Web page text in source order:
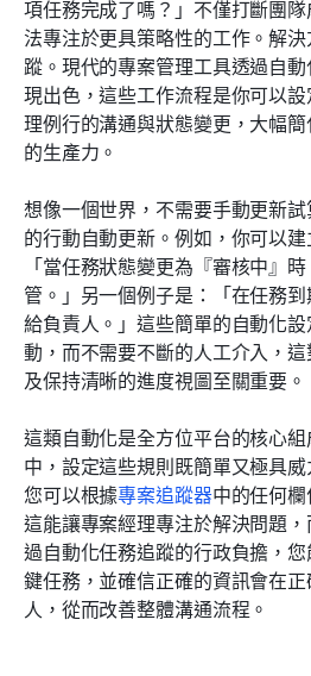
項任務完成了嗎？」不僅打斷團
法專注於更具策略性的工作。解
蹤。現代的專案管理工具透過自
現出色，這些工作流程是你可以
理例行的溝通與狀態變更，大幅
的生產力。
想像一個世界，不需要手動更新
的行動自動更新。例如，你可以建
「當任務狀態變更為『審核中』
管。」另一個例子是：「在任務
給負責人。」這些簡單的自動化
動，而不需要不斷的人工介入，
及保持清晰的進度視圖至關重要。
這類自動化是全方位平台的核心
中，設定這些規則既簡單又極具
您可以根據專案追蹤器中的任何
這能讓專案經理專注於解決問題
過自動化任務追蹤的行政負擔，
鍵任務，並確信正確的資訊會在
人，從而改善整體溝通流程。